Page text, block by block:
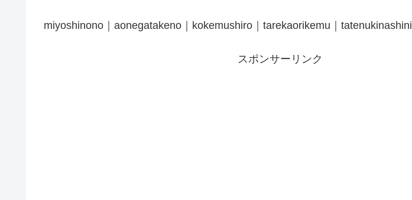
miyoshinono｜aonegatakeno｜kokemushiro｜tarekaorikemu｜tatenukinashini
スポンサーリンク